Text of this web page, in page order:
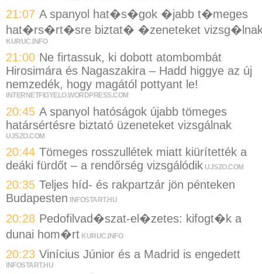
21:07 A spanyol hat�s�gok �jabb t�meges
hat�rs�rt�sre biztat� �zeneteket
KURUC.INFO
21:00 Ne firtassuk, ki dobott atombombát
Hirosimára és Nagaszakira – Hadd higgye az új
nemzedék, hogy magától pottyant le!
INTERNETFIGYELO.WORDPRESS.COM
20:45 A spanyol hatóságok újabb tömeges
határsértésre biztató üzeneteket vizsgálnak
UJSZO.COM
20:44 Tömeges rosszullétek miatt kiürítették a
deáki fürdőt – a rendőrség vizsgálódik UJSZO.COM
20:35 Teljes híd- és rakpartzár jön pénteken
Budapesten INFOSTART.HU
20:28 Pedofilvad�szat-el�zetes: kifogt�k a
dunai hom�rt KURUC.INFO
20:23 Vinícius Júnior és a Madrid is engedett
INFOSTART.HU